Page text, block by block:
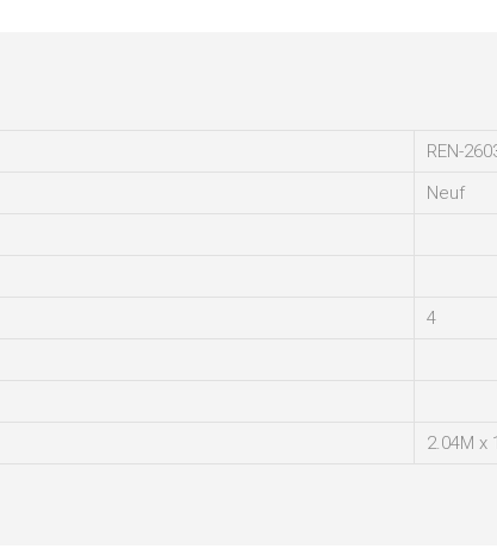
REN-
Neuf
4
2.04M x